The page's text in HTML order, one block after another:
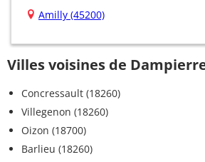
Amilly (45200)
Villes voisines de
Concressault (18260)
Villegenon (18260)
Oizon (18700)
Barlieu (18260)